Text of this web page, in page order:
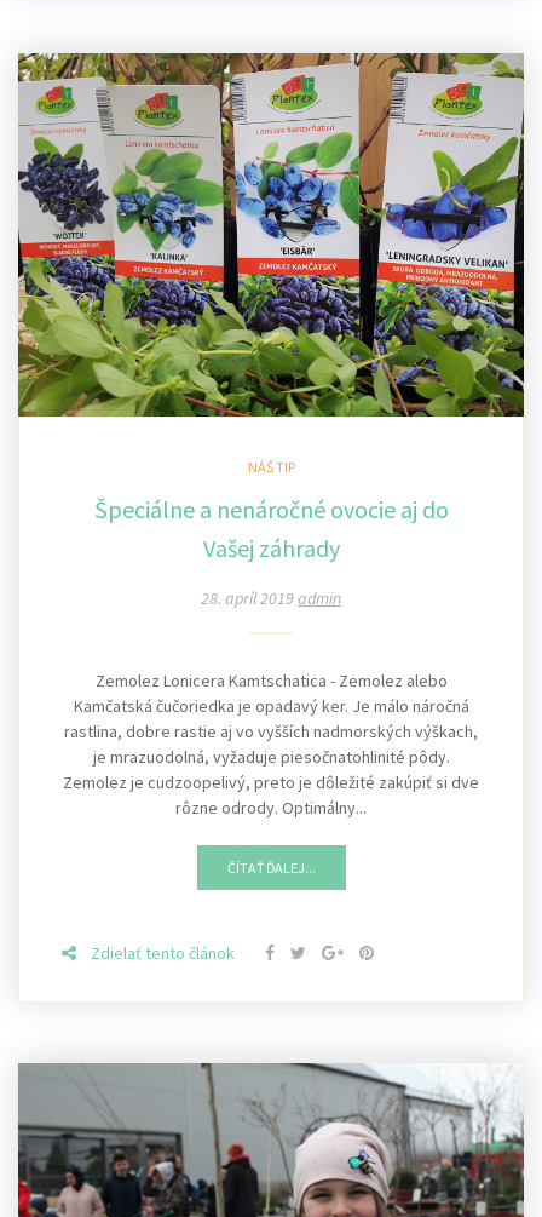
NÁŠ TIP
Špeciálne a nenáročné ovocie aj do
Vašej záhrady
28. apríl 2019admin
Zemolez Lonicera Kamtschatica - Zemolez alebo
Kamčatská čučoriedka je opadavý ker. Je málo náročná
rastlina, dobre rastie aj vo vyšších nadmorských výškach,
je mrazuodolná, vyžaduje piesočnatohlinité pôdy.
Zemolez je cudzoopelivý, preto je dôležité zakúpiť si dve
rôzne odrody. Optimálny...
ČÍTAŤ ĎALEJ...
Zdielať tento článok